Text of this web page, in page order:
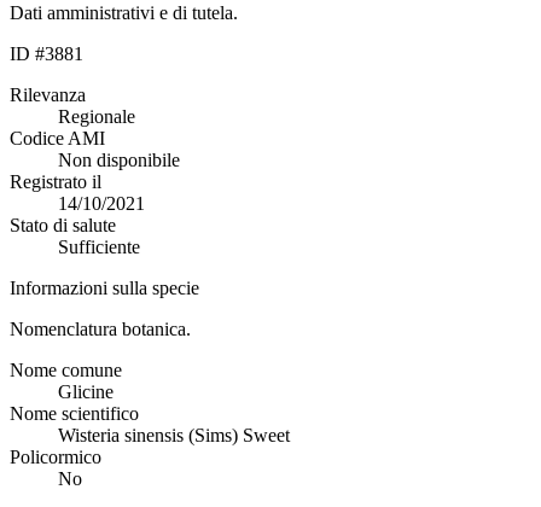
Dati amministrativi e di tutela.
ID #3881
Rilevanza
Regionale
Codice AMI
Non disponibile
Registrato il
14/10/2021
Stato di salute
Sufficiente
Informazioni sulla specie
Nomenclatura botanica.
Nome comune
Glicine
Nome scientifico
Wisteria sinensis (Sims) Sweet
Policormico
No